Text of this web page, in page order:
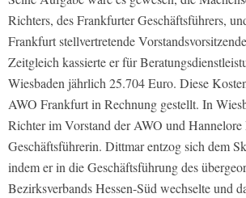
Richters, des Frankfurter Geschäftsführers,
Frankfurt stellvertretende
Zeitgleich kassierte er für
Wiesbaden jährlich 25.704 Euro. Diese
AWO Frankfurt in Rechnung gestellt. In
Richter im Vorstand der AWO und Hannelore
Geschäftsführerin. Dittmar entzog sich dem
indem er in die Geschäftsführung des
Bezirksverbands Hessen-Süd wechselte und